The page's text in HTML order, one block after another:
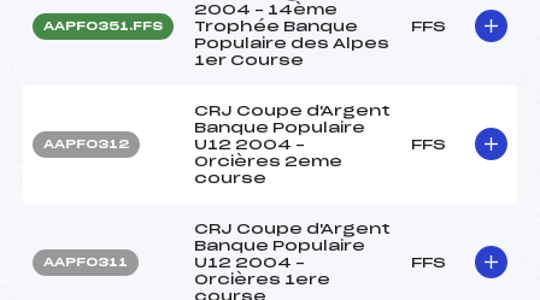
AAPF0351.FFS
2004 – 14ème
Trophée Banque
Populaire des Alpes
1er Course
FFS
AAPF0312
CRJ Coupe d'Argent
Banque Populaire
U12 2004 –
Orcières 2eme
course
FFS
AAPF0311
CRJ Coupe d'Argent
Banque Populaire
U12 2004 –
Orcières 1ere
course
FFS